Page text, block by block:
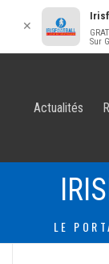
contenurActualités
LE
✕
Sur